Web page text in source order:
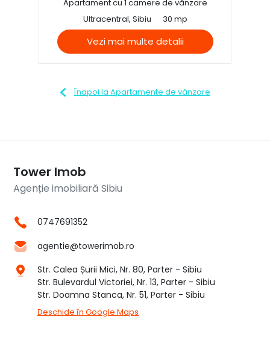
Apartament cu 1 camere de vânzare
Ultracentral, Sibiu
30 mp
Vezi mai multe detalii
Înapoi la Apartamente de vânzare
Tower Imob
Agenție imobiliară Sibiu
0747691352
agentie@towerimob.ro
Str. Calea Șurii Mici, Nr. 80, Parter - Sibiu
Str. Bulevardul Victoriei, Nr. 13, Parter - Sibiu
Str. Doamna Stanca, Nr. 51, Parter - Sibiu
Deschide în Google Maps